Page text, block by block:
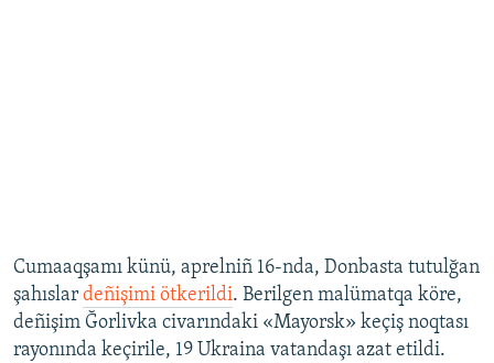
Cumaaqşamı künü, aprelniñ 16-nda, Donbasta tutulğan
şahıslar deñişimi ötkerildi. Berilgen malümatqa köre,
deñişim Ğorlivka civarındaki «Mayorsk» keçiş noqtası
rayonında keçirile, 19 Ukraina vatandaşı azat etildi.